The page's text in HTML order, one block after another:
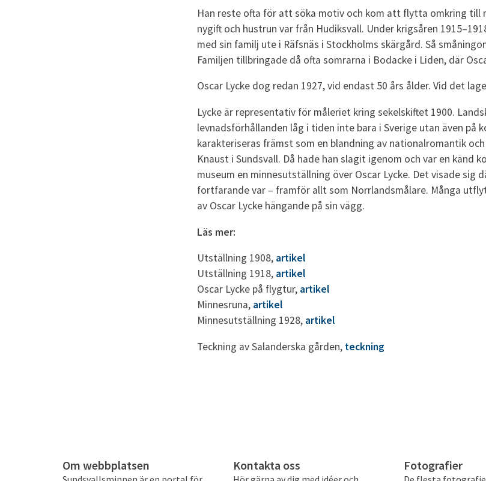
Han reste ofta för att söka motiv och kom att flytta omkring till
nygift och hustrun var från Hudiksvall. Under krigsåren
med sin familj ute i Räfsnäs i Stockholms skärgård. Så
Familjen tillbringade då ofta somrarna i Bodacke i Liden, där
Oscar Lycke dog redan 1927, vid endast 50 års ålder. Vid det
Lycke är representativ för måleriet kring sekelskiftet 1900.
levnadsförhållanden låg i tiden inte bara i Sverige utan även på
karakteriseras främst som en blandning av nationalromantik
Knaust i Sundsvall. Då hade han slagit igenom och var en känd
museum en minnesutställning över Oscar Lycke. Det visade sig
fortfarande var – framför allt som Norrlandsmålare. Många
av Oscar Lycke hängande på sin vägg.
Läs mer:
Utställning 1908, artikel
Utställning 1918, artikel
Oscar Lycke på flygtur, artikel
Minnesruna, artikel
Minnesutställning 1928, artikel
Teckning av Salanderska gården, teckning
Om webbplatsen Kontakta oss Fotografier